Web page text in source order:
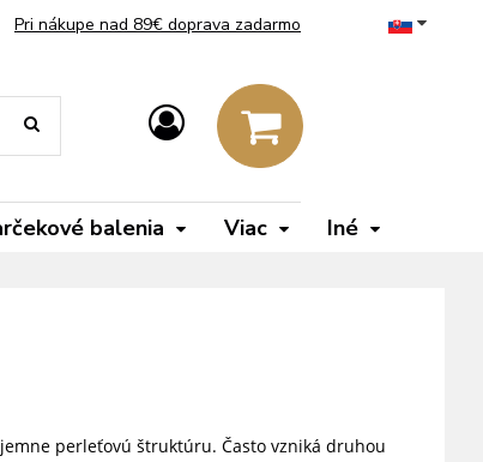
Pri nákupe nad 89€ doprava zadarmo
balenia Viac Iné
perleťovú štruktúru. Často vzniká druhou